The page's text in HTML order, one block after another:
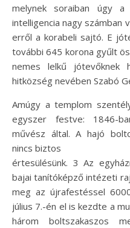
melynek soraiban úgy
intelligencia nagy számban
erről a korabeli sajtó. E
további 645 korona gyűlt
nemes lelkű jótevőknek
hitközség nevében Szabó
Amúgy a templom
egyszer festve: 1846-
művész által. A hajó
nincs biztos
értesülésünk. 3 Az
bajai tanítóképző intézeti
meg az újrafestéssel
július 7.-én el is kezdte a
három boltszakaszos